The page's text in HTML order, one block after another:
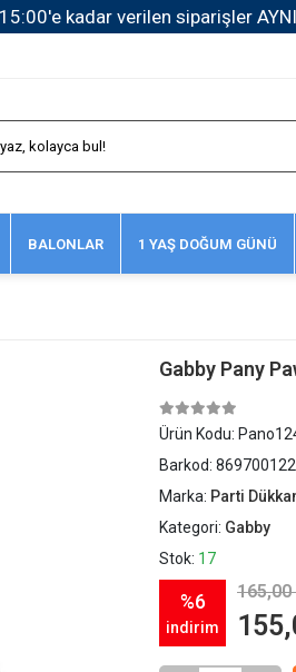
1500 TL ve Üzeri Kargo Ücretsiz!
BALONLAR 1 YAŞ DOĞUM GÜNÜ
Gabby Pany
Ürün Kodu:
Barkod:
Marka: Parti
Kategori: Gabby
Stok: 17
%6
indirim
165,00